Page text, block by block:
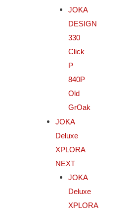
JOKA
DESIGN
330
Click
P
840P
Old
GrOak
JOKA
Deluxe
XPLORA
NEXT
JOKA
Deluxe
XPLORA